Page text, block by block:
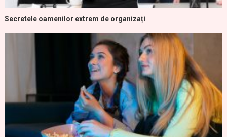
Secretele oamenilor extrem de organizați